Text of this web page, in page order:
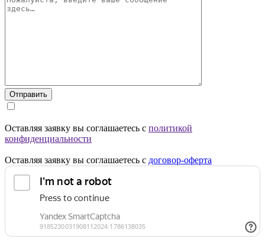
Отправить
Оставляя заявку вы соглашаетесь с политикой
конфиденциальности
Оставляя заявку вы соглашаетесь с договор-оферта